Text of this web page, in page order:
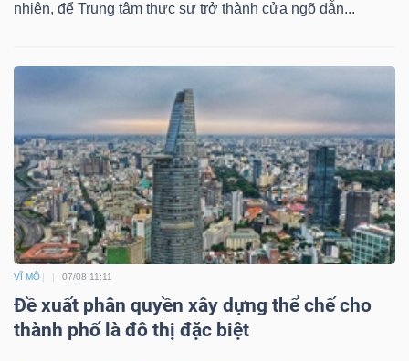
nhiên, để Trung tâm thực sự trở thành cửa ngõ dẫn...
VĨ MÔ 07/08 11:11
Đề xuất phân quyền xây dựng thể chế cho
thành phố là đô thị đặc biệt